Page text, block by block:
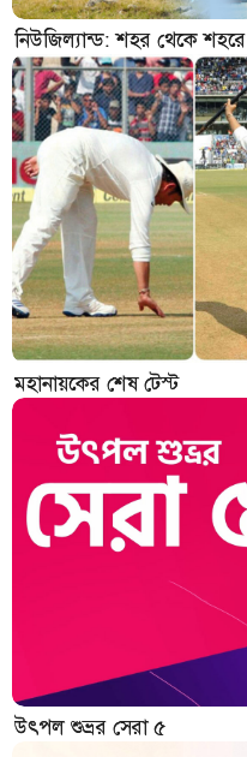
নিউজিল্যান্ড: শহর থেকে শহরে
মহানায়কের শেষ টেস্ট
উৎপল শুভ্রর সেরা ৫